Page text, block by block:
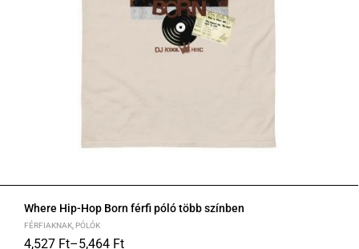
Where Hip-Hop Born férfi póló több színben
FÉRFIAKNAK PÓLÓK
4,527 Ft–5,464 Ft